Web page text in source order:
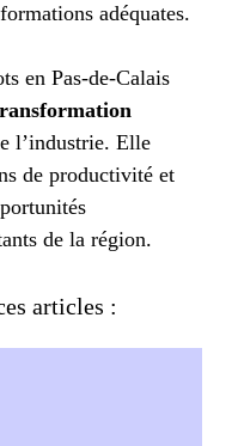
adéquates.
en Pas-de-Calais
l’industrie. Elle
de productivité et
de la région.
articles :